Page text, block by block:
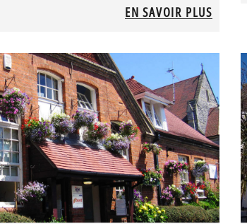
EN SAVOIR PLUS